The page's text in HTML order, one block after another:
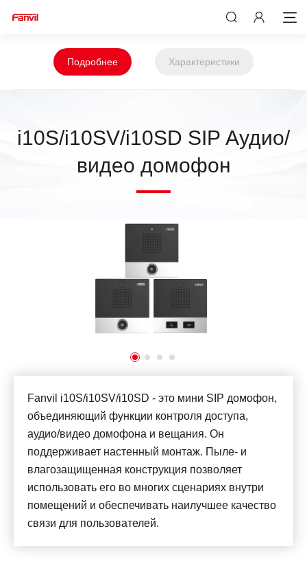
Подробнее Характеристики
i10S/i10SV/i10SD SIP Аудио/
видео домофон
Fanvil i10S/i10SV/i10SD - это мини SIP домофон,
объединяющий функции контроля доступа,
аудио/видео домофона и вещания. Он
поддерживает настенный монтаж. Пыле- и
влагозащищенная конструкция позволяет
использовать его во многих сценариях внутри
помещений и обеспечивать наилучшее качество
связи для пользователей.